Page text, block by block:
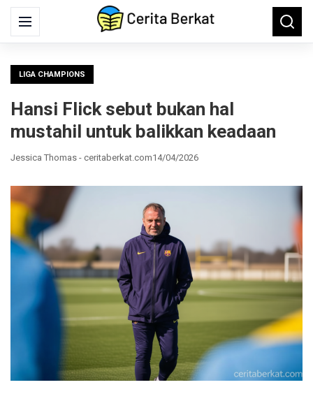
Menu
Search
for:
LIGA CHAMPIONS
Hansi Flick sebut bukan hal
mustahil untuk balikkan keadaan
Jessica Thomas - ceritaberkat.com14/04/2026